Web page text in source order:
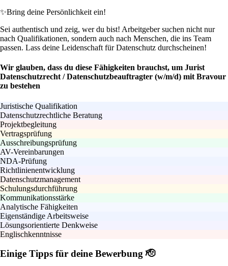
✨Bring deine Persönlichkeit ein!
Sei authentisch und zeig, wer du bist! Arbeitgeber suchen nicht nur
nach Qualifikationen, sondern auch nach Menschen, die ins Team
passen. Lass deine Leidenschaft für Datenschutz durchscheinen!
Wir glauben, dass du diese Fähigkeiten brauchst, um Jurist
Datenschutzrecht / Datenschutzbeauftragter (w/m/d) mit Bravour
zu bestehen
Juristische Qualifikation
Datenschutzrechtliche Beratung
Projektbegleitung
Vertragsprüfung
Ausschreibungsprüfung
AV-Vereinbarungen
NDA-Prüfung
Richtlinienentwicklung
Datenschutzmanagement
Schulungsdurchführung
Kommunikationsstärke
Analytische Fähigkeiten
Eigenständige Arbeitsweise
Lösungsorientierte Denkweise
Englischkenntnisse
Einige Tipps für deine Bewerbung 🫡